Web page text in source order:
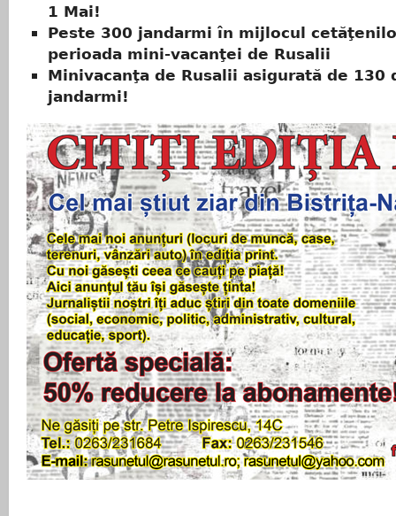
1 Mai!
Peste 300 jandarmi în mijlocul
perioada mini-vacanţei de Rusalii
Minivacanţa de Rusalii asigurată de 130
jandarmi!